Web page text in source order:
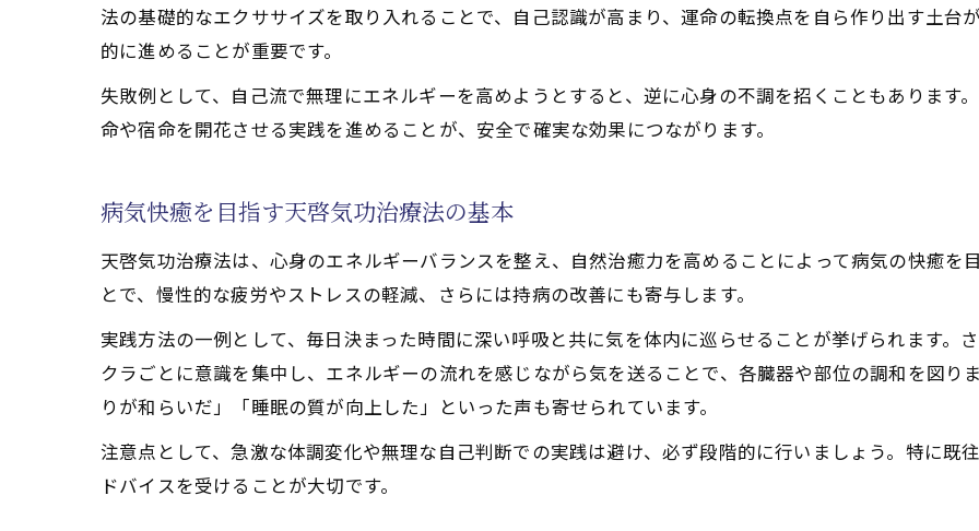
宿命開花を促す天啓気功治療や療法で活性化するチャクラの整え
病気快癒を支える天啓気功治療や療法で活性化するチャクラワー
天啓気功治療法で宿命を開く天啓気功治療や療法で活性化するチャ
天啓気功治療法がもたらす心身調和の秘訣
運命と病気快癒をつなぐ心身バランスの整え方
天啓気功治療や療法でのクンダリニー活性で心身の不調を癒す実践
天啓気功治療や療法で活性化するチャクラ調整による心身バラン
天啓気功治療法で宿命への一歩を踏み出す方法
天啓気功治療や療法で活性化するチャクラとクンダリニーによる運命の
天啓気功治療法で体験する運命変容の実例
法の基礎的なエクササイズを取り入れることで、自己認識が高まり、運命の転換点を自ら作り出す土台
的に進めることが重要です。
失敗例として、自己流で無理にエネルギーを高めようとすると、逆に心身の不調を招くこともあります
命や宿命を開花させる実践を進めることが、安全で確実な効果につながります。
病気快癒を目指す天啓気功治療法の基本
天啓気功治療法は、心身のエネルギーバランスを整え、自然治癒力を高めることによって病気の快癒を
とで、慢性的な疲労やストレスの軽減、さらには持病の改善にも寄与します。
実践方法の一例として、毎日決まった時間に深い呼吸と共に気を体内に巡らせることが挙げられます。
クラごとに意識を集中し、エネルギーの流れを感じながら気を送ることで、各臓器や部位の調和を図り
りが和らいだ」「睡眠の質が向上した」といった声も寄せられています。
注意点として、急激な体調変化や無理な自己判断での実践は避け、必ず段階的に行いましょう。特に既
ドバイスを受けることが大切です。